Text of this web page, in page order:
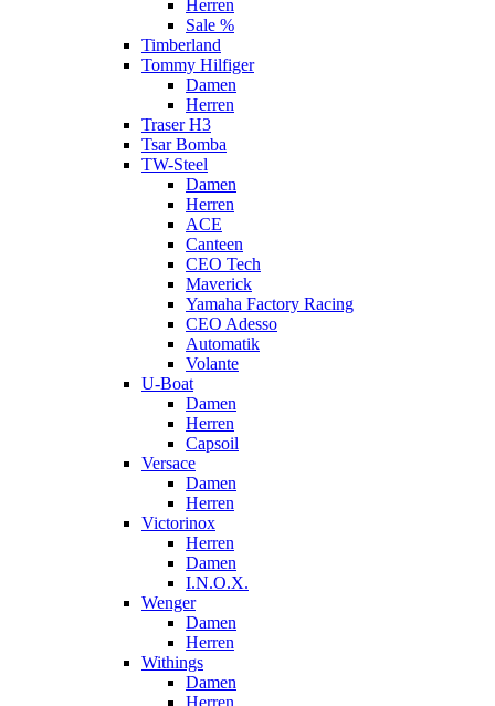
Herren
Sale %
Timberland
Tommy Hilfiger
Damen
Herren
Traser H3
Tsar Bomba
TW-Steel
Damen
Herren
ACE
Canteen
CEO Tech
Maverick
Yamaha Factory Racing
CEO Adesso
Automatik
Volante
U-Boat
Damen
Herren
Capsoil
Versace
Damen
Herren
Victorinox
Herren
Damen
I.N.O.X.
Wenger
Damen
Herren
Withings
Damen
Herren